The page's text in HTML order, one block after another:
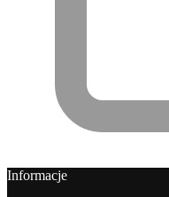
Informacje